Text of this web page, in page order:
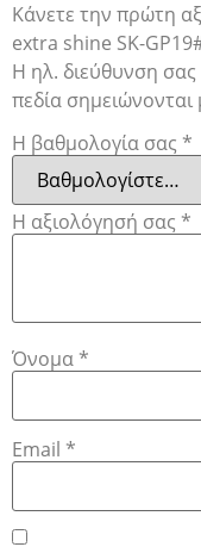
Κάνετε την πρώτη
extra shine SK-
Η ηλ. διεύθυνση σας
πεδία σημειώνονται
Η βαθμολογία σας *
Η αξιολόγησή σας *
Όνομα *
Email *